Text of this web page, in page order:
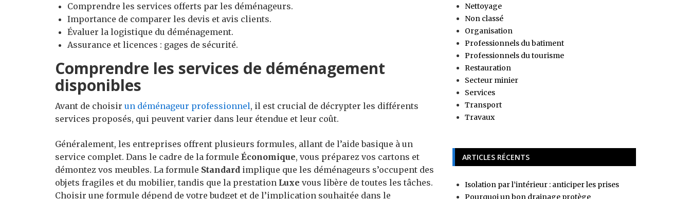
Comprendre les services offerts par les déménageurs.
Importance de comparer les devis et avis clients.
Évaluer la logistique du déménagement.
Assurance et licences : gages de sécurité.
Comprendre les services de déménagement
disponibles
Avant de choisir un déménageur professionnel, il est crucial de décrypter les différents
services proposés, qui peuvent varier dans leur étendue et leur coût.
Généralement, les entreprises offrent plusieurs formules, allant de l’aide basique à un
service complet. Dans le cadre de la formule Économique, vous préparez vos cartons et
démontez vos meubles. La formule Standard implique que les déménageurs s’occupent des
objets fragiles et du mobilier, tandis que la prestation Luxe vous libère de toutes les tâches.
Choisir une formule dépend de votre budget et de l’implication souhaitée dans le
Nettoyage
Non classé
Organisation
Professionnels du batiment
Professionnels du tourisme
Restauration
Secteur minier
Services
Transport
Travaux
ARTICLES RÉCENTS
Isolation par l’intérieur : anticiper les prises
Pourquoi un bon drainage protège